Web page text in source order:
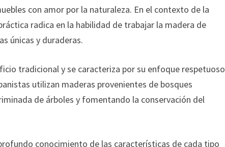
con amor por la naturaleza. En el contexto de la
radica en la habilidad de trabajar la madera de
únicas y duraderas.
tradicional y se caracteriza por su enfoque respetuoso
utilizan maderas provenientes de bosques
de árboles y fomentando la conservación del
conocimiento de las características de cada tipo